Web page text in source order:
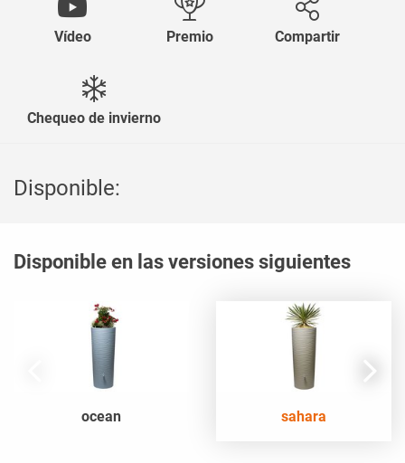
Vídeo Premio Compartir
Chequeo de invierno
Disponible:
Disponible en las versiones siguientes
ocean sahara